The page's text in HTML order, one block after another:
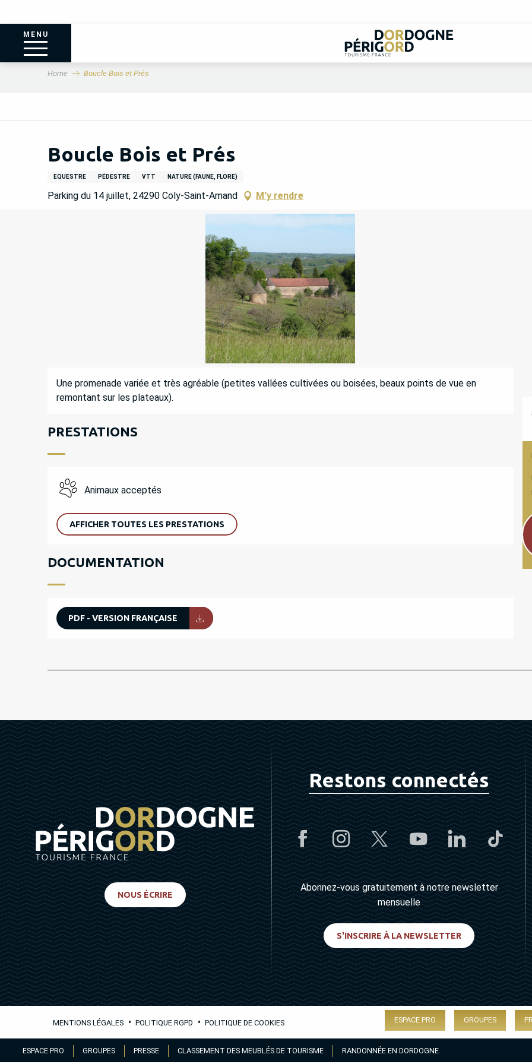
ESPACE PRO GROUPES PRESSE CLASSEMENT DES MEUBLÉS DE TOURISME RANDONNÉE EN DORDOGNE
MENU
Home Boucle Bois et Prés
Boucle Bois et Prés
EQUESTRE PÉDESTRE VTT NATURE (FAUNE, FLORE)
Parking du 14 juillet, 24290 Coly-Saint-Amand M'y rendre
DESCRIPTION
Une promenade variée et très agréable (petites vallées cultivées ou boisées, beaux points de vue en
remontant sur les plateaux).
PRESTATIONS
Animaux acceptés
AFFICHER TOUTES LES PRESTATIONS
DOCUMENTATION
PDF - VERSION FRANÇAISE
NOUS ÉCRIRE
Restons connectés
Abonnez-vous gratuitement à notre newsletter
mensuelle
S'INSCRIRE À LA NEWSLETTER
MENTIONS LÉGALES • POLITIQUE RGPD • POLITIQUE DE COOKIES ESPACE PRO GROUPES